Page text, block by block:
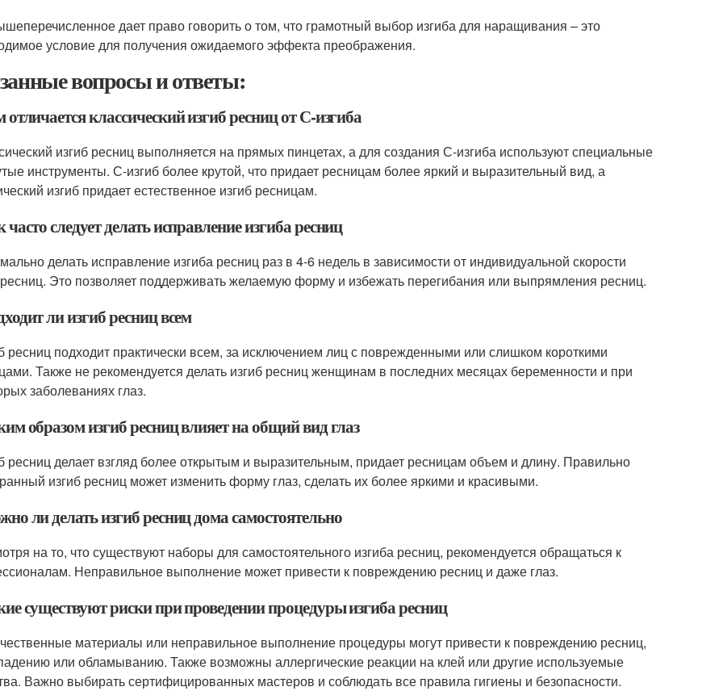
дает право говорить о том, что грамотный выбор изгиба для наращивания – это
условие для получения ожидаемого эффекта преображения.
вопросы и ответы:
отличается классический изгиб ресниц от С-изгиба
изгиб ресниц выполняется на прямых пинцетах, а для создания С-изгиба используют специальные
инструменты. С-изгиб более крутой, что придает ресницам более яркий и выразительный вид, а
изгиб придает естественное изгиб ресницам.
часто следует делать исправление изгиба ресниц
делать исправление изгиба ресниц раз в 4-6 недель в зависимости от индивидуальной скорости
Это позволяет поддерживать желаемую форму и избежать перегибания или выпрямления ресниц.
ли изгиб ресниц всем
ресниц подходит практически всем, за исключением лиц с поврежденными или слишком короткими
Также не рекомендуется делать изгиб ресниц женщинам в последних месяцах беременности и при
заболеваниях глаз.
образом изгиб ресниц влияет на общий вид глаз
ресниц делает взгляд более открытым и выразительным, придает ресницам объем и длину. Правильно
изгиб ресниц может изменить форму глаз, сделать их более яркими и красивыми.
ли делать изгиб ресниц дома самостоятельно
на то, что существуют наборы для самостоятельного изгиба ресниц, рекомендуется обращаться к
Неправильное выполнение может привести к повреждению ресниц и даже глаз.
существуют риски при проведении процедуры изгиба ресниц
материалы или неправильное выполнение процедуры могут привести к повреждению ресниц,
или обламыванию. Также возможны аллергические реакции на клей или другие используемые
Важно выбирать сертифицированных мастеров и соблюдать все правила гигиены и безопасности.